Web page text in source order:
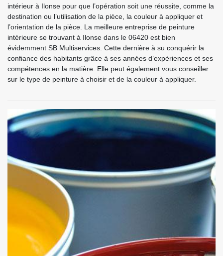
intérieur à Ilonse pour que l’opération soit une réussite, comme la
destination ou l’utilisation de la pièce, la couleur à appliquer et
l’orientation de la pièce. La meilleure entreprise de peinture
intérieure se trouvant à Ilonse dans le 06420 est bien
évidemment SB Multiservices. Cette dernière à su conquérir la
confiance des habitants grâce à ses années d’expériences et ses
compétences en la matière. Elle peut également vous conseiller
sur le type de peinture à choisir et de la couleur à appliquer.